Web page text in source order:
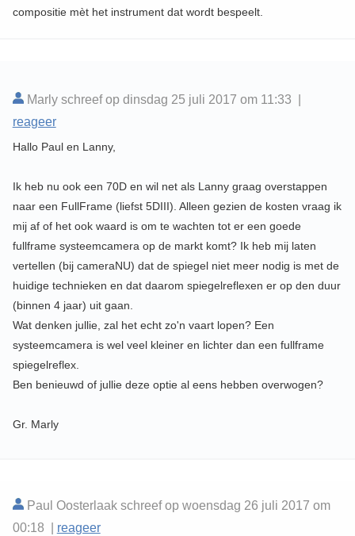
compositie mèt het instrument dat wordt bespeelt.
Marly schreef op dinsdag 25 juli 2017 om 11:33 |
reageer
Hallo Paul en Lanny,
Ik heb nu ook een 70D en wil net als Lanny graag overstappen
naar een FullFrame (liefst 5DIII). Alleen gezien de kosten vraag ik
mij af of het ook waard is om te wachten tot er een goede
fullframe systeemcamera op de markt komt? Ik heb mij laten
vertellen (bij cameraNU) dat de spiegel niet meer nodig is met de
huidige technieken en dat daarom spiegelreflexen er op den duur
(binnen 4 jaar) uit gaan.
Wat denken jullie, zal het echt zo'n vaart lopen? Een
systeemcamera is wel veel kleiner en lichter dan een fullframe
spiegelreflex.
Ben benieuwd of jullie deze optie al eens hebben overwogen?
Gr. Marly
Paul Oosterlaak schreef op woensdag 26 juli 2017 om
00:18 | reageer